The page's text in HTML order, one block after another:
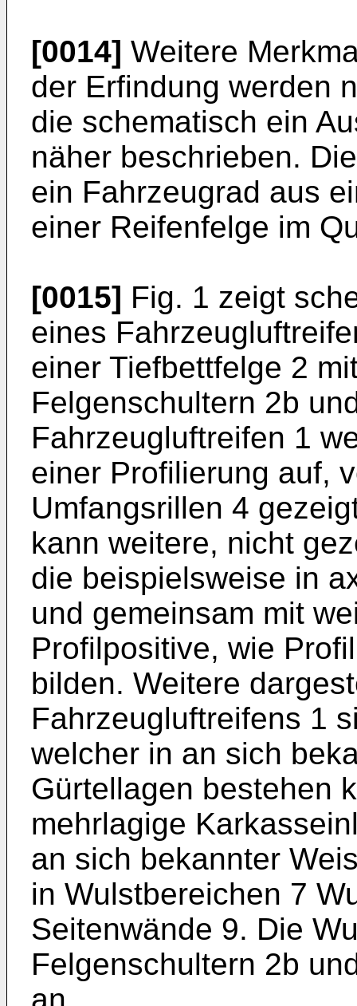
[0014] Weitere
der Erfindung werden
die schematisch ein
näher beschrieben.
ein Fahrzeugrad aus
einer Reifenfelge im
[0015] Fig. 1 zeigt
eines
einer Tiefbettfelge 2
Felgenschultern 2b
Fahrzeugluftreifen 1
einer Profilierung auf,
Umfangsrillen 4
kann weitere, nicht
die beispielsweise in
und gemeinsam mit
Profilpositive, wie
bilden. Weitere
Fahrzeugluftreifens 1
welcher in an sich
Gürtellagen bestehen
mehrlagige
an sich bekannter
in Wulstbereichen 7
Seitenwände 9. Die
Felgenschultern 2b